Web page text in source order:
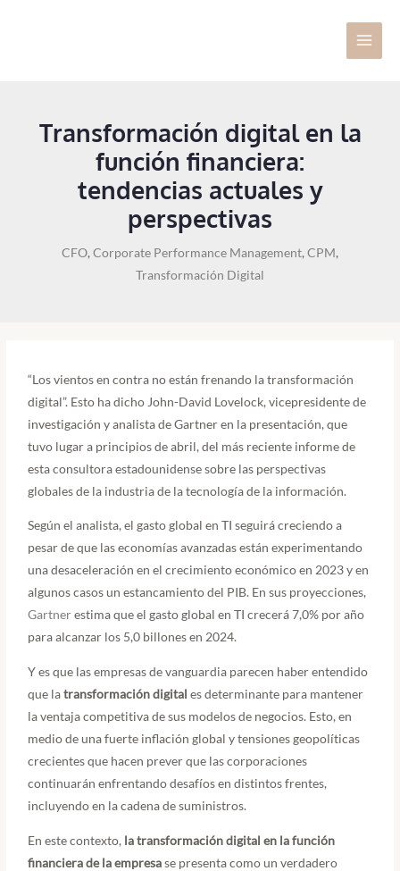
Transformación digital en la
función financiera:
tendencias actuales y
perspectivas
CFO, Corporate Performance Management, CPM,
Transformación Digital
“Los vientos en contra no están frenando la transformación
digital”. Esto ha dicho John-David Lovelock, vicepresidente de
investigación y analista de Gartner en la presentación, que
tuvo lugar a principios de abril, del más reciente informe de
esta consultora estadounidense sobre las perspectivas
globales de la industria de la tecnología de la información.
Según el analista, el gasto global en TI seguirá creciendo a
pesar de que las economías avanzadas están experimentando
una desaceleración en el crecimiento económico en 2023 y en
algunos casos un estancamiento del PIB. En sus proyecciones,
Gartnerestima que el gasto global en TI crecerá 7,0% por año
para alcanzar los 5,0 billones en 2024.
Y es que las empresas de vanguardia parecen haber entendido
que latransformación digital es determinante para mantener
la ventaja competitiva de sus modelos de negocios. Esto, en
medio de una fuerte inflación global y tensiones geopolíticas
crecientes que hacen prever que las corporaciones
continuarán enfrentando desafíos en distintos frentes,
incluyendo en la cadena de suministros.
En este contexto, la transformación digital en la función
financiera de la empresase presenta como un verdadero
entradas